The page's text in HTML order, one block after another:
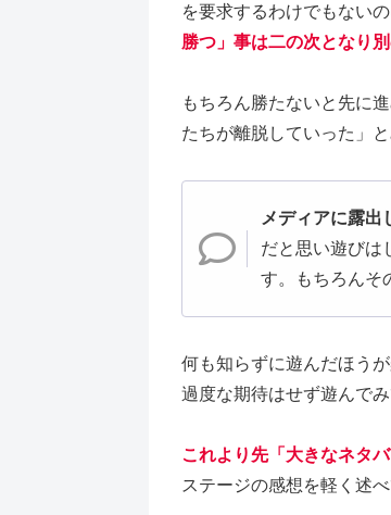
を要求するわけでもない
勝つ」事は二の次となり
もちろん勝たないと先に
たちが離脱していった」
メディアに露出
だと思い遊びは
す。もちろんそ
何も知らずに遊んだほう
過度な期待はせず遊んで
これより先「大きなネタ
ステージの感想を軽く述